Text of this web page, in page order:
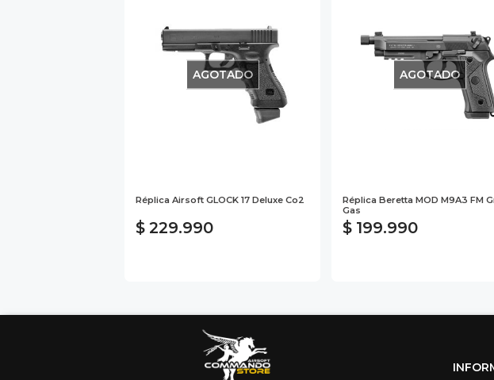
AGOTADO
Réplica Airsoft GLOCK 17 Deluxe Co2
$ 229.990
AGOTADO
Réplica Beretta MOD M9A3 FM
Gas
$ 199.990